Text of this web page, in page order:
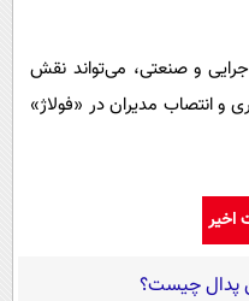
و صنعتی، می‌تواند نقش
و انتصاب مدیران در «فولاژ»
اخیر
پدال چیست؟